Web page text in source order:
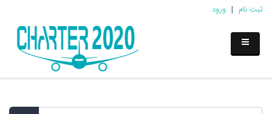
ثبت نام | ورود